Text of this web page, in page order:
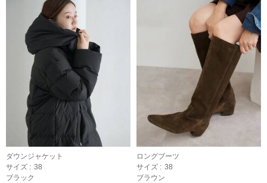
ダウンジャケット
サイズ : 38
ブラック
ロングブーツ
サイズ : 38
ブラウン